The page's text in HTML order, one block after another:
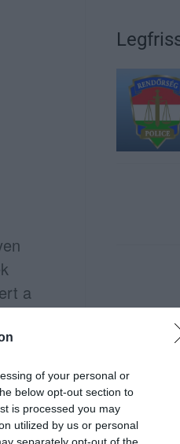
of your personal or
below opt-out section to
is processed you may
utilized by us or personal
separately opt-out of the
a